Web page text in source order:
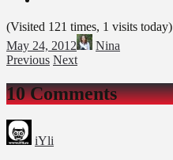
(Visited 121 times, 1 visits today)
May 24, 2012
Nina
Previous Next
10 Comments
iYli